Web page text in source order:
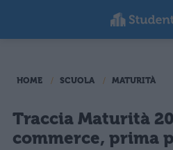
HOME SCUOLA MATURITÀ
Traccia Maturità
commerce, prima